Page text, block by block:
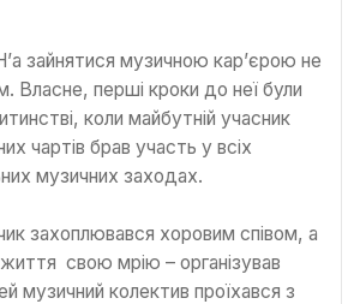
зайнятися музичною кар’єрою не
Власне, перші кроки до неї були
коли майбутній учасник
чартів брав участь у всіх
музичних заходах.
захоплювався хоровим співом, а
життя свою мрію – організував
музичний колектив проїхався з